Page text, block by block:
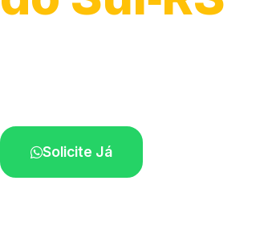
Solicite Já